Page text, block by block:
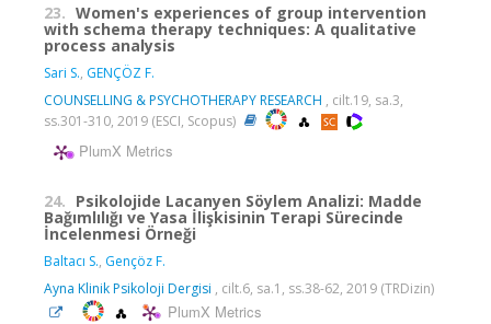
23. Women's experiences of group intervention
with schema therapy techniques: A qualitative
process analysis
Sari S., GENÇÖZ F.
COUNSELLING & PSYCHOTHERAPY RESEARCH , cilt.19, sa.3,
ss.301-310, 2019 (ESCI, Scopus)
PlumX Metrics
24. Psikolojide Lacanyen Söylem Analizi: Madde
Bağımlılığı ve Yasa İlişkisinin Terapi Sürecinde
İncelenmesi Örneği
Baltacı S., Gençöz F.
Ayna Klinik Psikoloji Dergisi , cilt.6, sa.1, ss.38-62, 2019 (TRDizin)
PlumX Metrics